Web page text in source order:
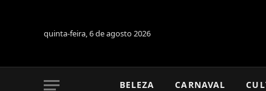
quinta-feira, 6 de agosto 2026
BELEZA CARNAVAL